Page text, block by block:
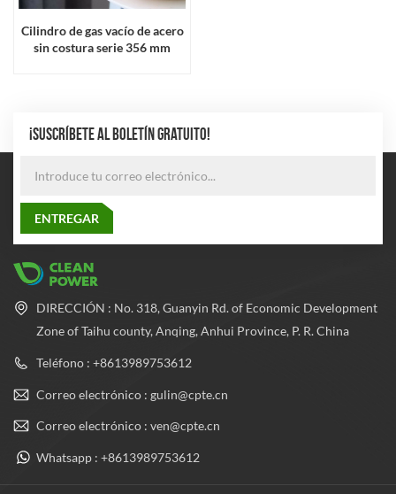
Cilindro de gas vacío de acero
sin costura serie 356 mm
¡SUSCRÍBETE AL BOLETÍN GRATUITO!
DIRECCIÓN : No. 318, Guanyin Rd. of Economic Development
Zone of Taihu county, Anqing, Anhui Province, P. R. China
Teléfono : +8613989753612
Correo electrónico : gulin@cpte.cn
Correo electrónico : ven@cpte.cn
Whatsapp : +8613989753612